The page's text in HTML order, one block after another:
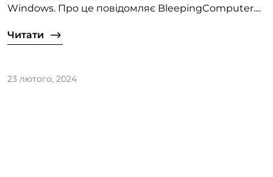
Windows. Про це повідомляє BleepingComputer....
Читати
23 лютого, 2024